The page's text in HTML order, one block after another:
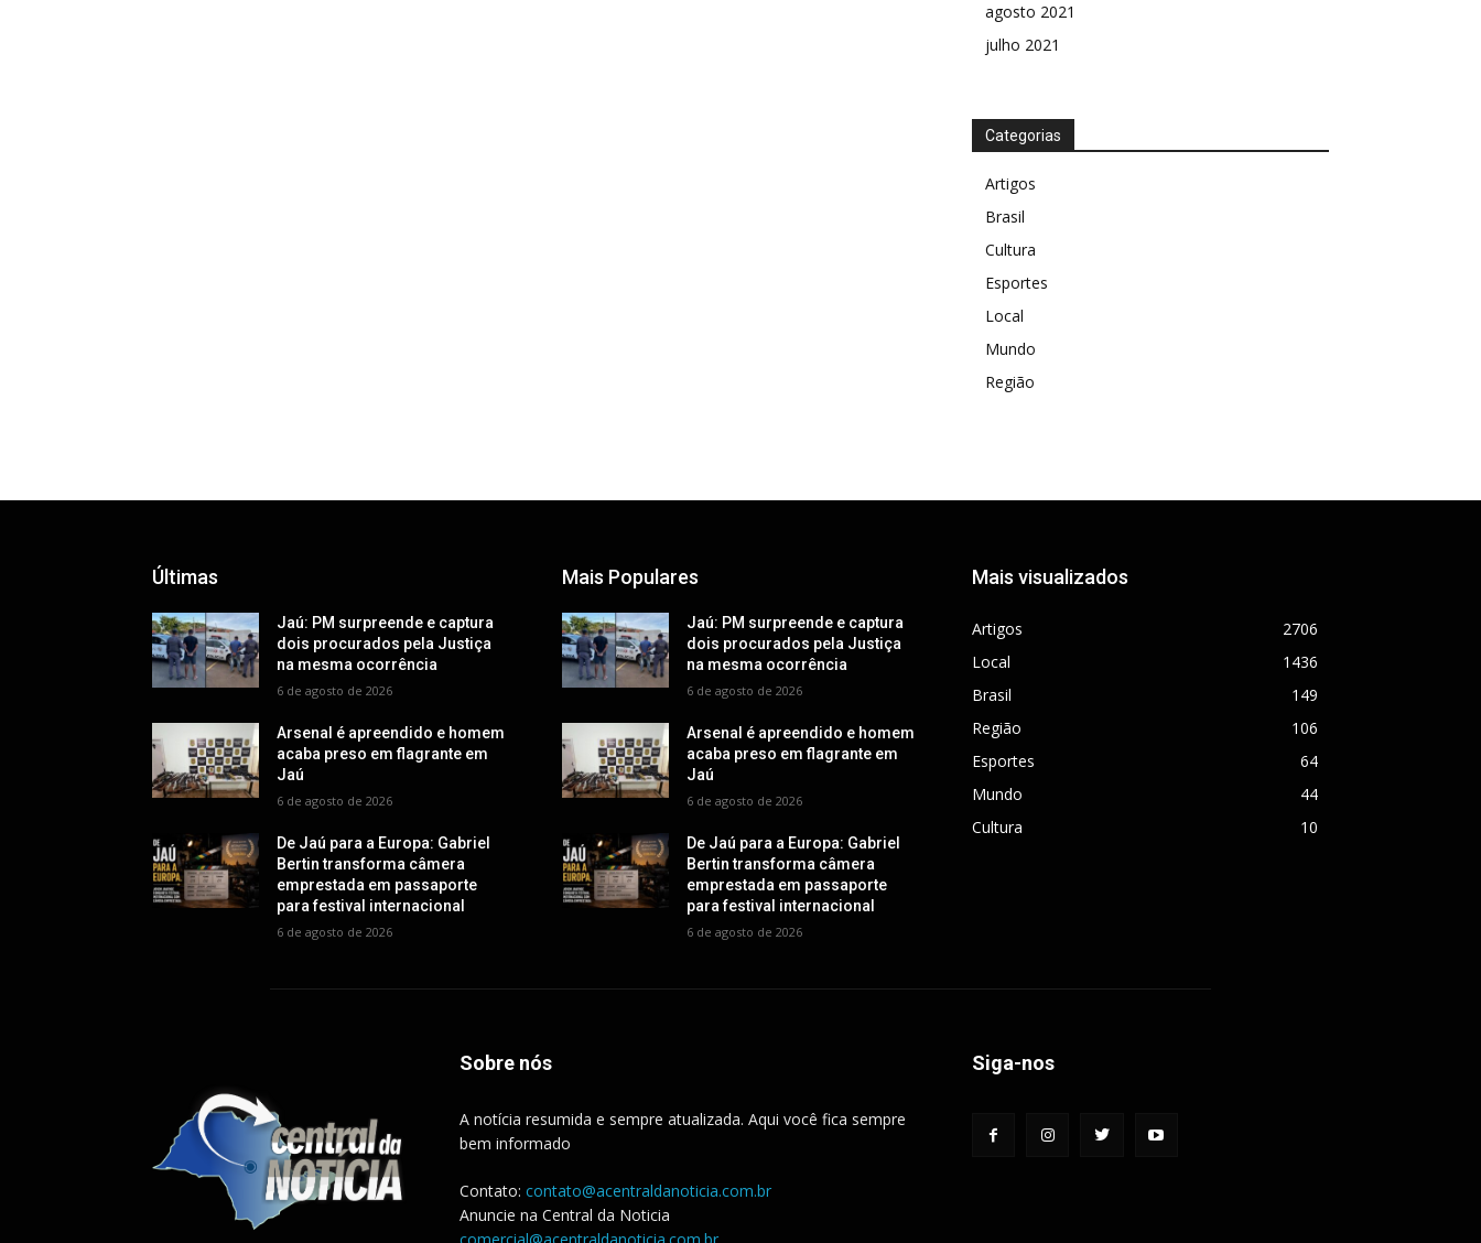
agosto 2021
julho 2021
Categorias
Artigos
Brasil
Cultura
Esportes
Local
Mundo
Região
Últimas
Jaú: PM surpreende e captura
dois procurados pela Justiça
na mesma ocorrência
6 de agosto de 2026
Arsenal é apreendido e homem
acaba preso em flagrante em
Jaú
6 de agosto de 2026
De Jaú para a Europa: Gabriel
Bertin transforma câmera
emprestada em passaporte
para festival internacional
6 de agosto de 2026
Mais Populares
Jaú: PM surpreende e captura
dois procurados pela Justiça
na mesma ocorrência
6 de agosto de 2026
Arsenal é apreendido e homem
acaba preso em flagrante em
Jaú
6 de agosto de 2026
De Jaú para a Europa: Gabriel
Bertin transforma câmera
emprestada em passaporte
para festival internacional
6 de agosto de 2026
Mais visualizados
Artigos
2706
Local
1436
Brasil
149
Região
106
Esportes
64
Mundo
44
Cultura
10
Sobre nós
A notícia resumida e sempre atualizada. Aqui você fica sempre
bem informado
Contato: contato@acentraldanoticia.com.br
Anuncie na Central da Noticia
Siga-nos